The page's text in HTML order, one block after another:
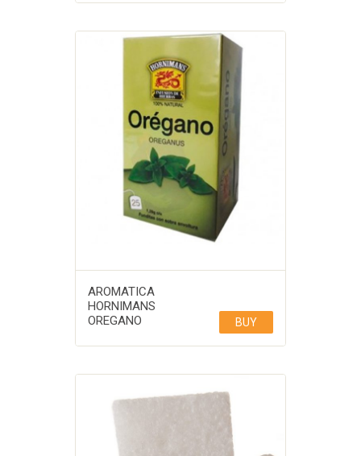
AROMATICA
HORNIMANS
OREGANO
BUY